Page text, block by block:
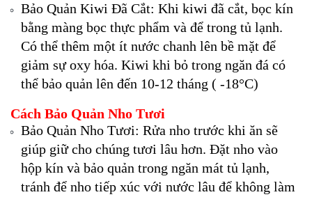
Bảo Quản Kiwi Đã Cắt: Khi kiwi đã cắt, bọc kín
bằng màng bọc thực phẩm và để trong tủ lạnh.
Có thể thêm một ít nước chanh lên bề mặt để
giảm sự oxy hóa. Kiwi khi bỏ trong ngăn đá có
thể bảo quản lên đến 10-12 tháng ( -18°C)
Cách Bảo Quản Nho Tươi
Bảo Quản Nho Tươi: Rửa nho trước khi ăn sẽ
giúp giữ cho chúng tươi lâu hơn. Đặt nho vào
hộp kín và bảo quản trong ngăn mát tủ lạnh,
tránh để nho tiếp xúc với nước lâu để không làm